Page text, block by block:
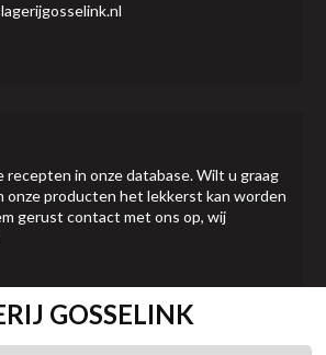
recepten in onze database. Wilt u graag
onze producten het lekkerst kan worden
gerust contact met ons op, wij
GOSSELINK